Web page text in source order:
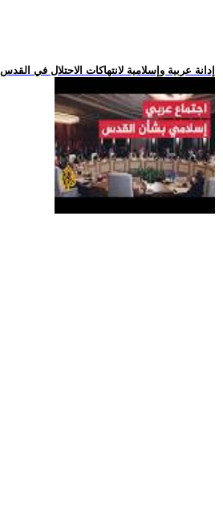
.. إدانة عربية وإسلامية لانتهاكات الاحتلال في القدس